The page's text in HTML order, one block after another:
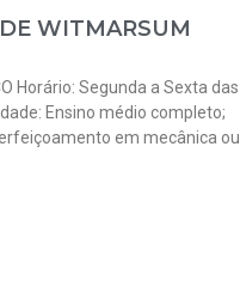
WITMARSUM
Horário: Segunda a Sexta das
Ensino médio completo;
em mecânica ou